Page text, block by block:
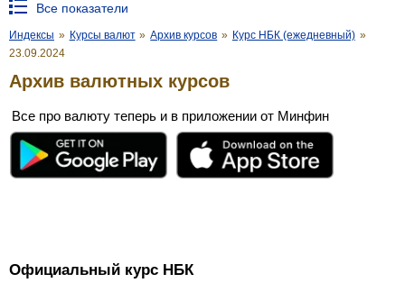
Все показатели
Индексы » Курсы валют » Архив курсов » Курс НБК (ежедневный) »
23.09.2024
Архив валютных курсов
Все про валюту теперь и в приложении от Минфин
Официальный курс НБК